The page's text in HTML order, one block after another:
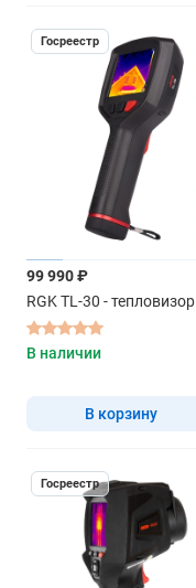
Госреестр
99 990 ₽
RGK TL-30 - тепловизор
В наличии
В корзину
Госреестр